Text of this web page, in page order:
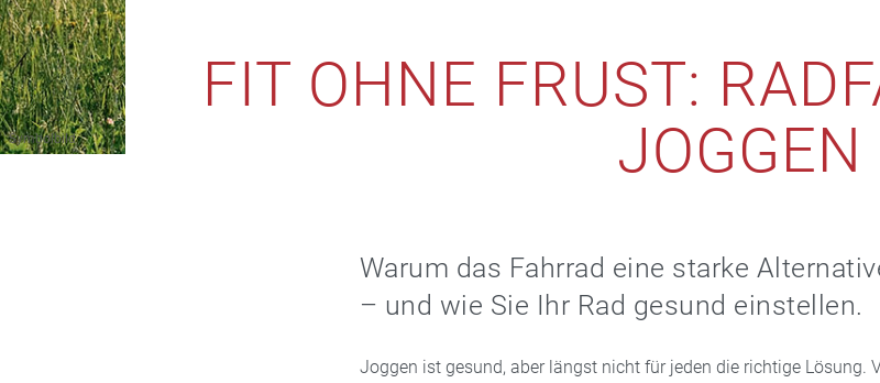
Symbolbild
FIT OHNE FRUST:
JOGGEN
Warum das Fahrrad eine starke
– und wie Sie Ihr Rad gesund einstellen.
Joggen ist gesund, aber längst nicht für jeden die richtige Lösung.